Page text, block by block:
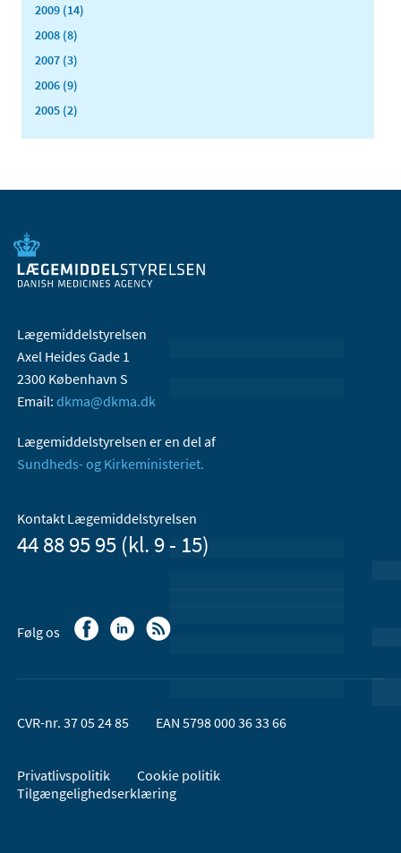
2009 (14)
2008 (8)
2007 (3)
2006 (9)
2005 (2)
Lægemiddelstyrelsen
Axel Heides Gade 1
2300 København S
Email: dkma@dkma.dk
Lægemiddelstyrelsen er en del af
Sundheds- og Kirkeministeriet.
Kontakt Lægemiddelstyrelsen
44 88 95 95 (kl. 9 - 15)
Følg os
CVR-nr. 37 05 24 85 EAN 5798 000 36 33 66
Privatlivspolitik
Cookie politik
Tilgængelighedserklæring